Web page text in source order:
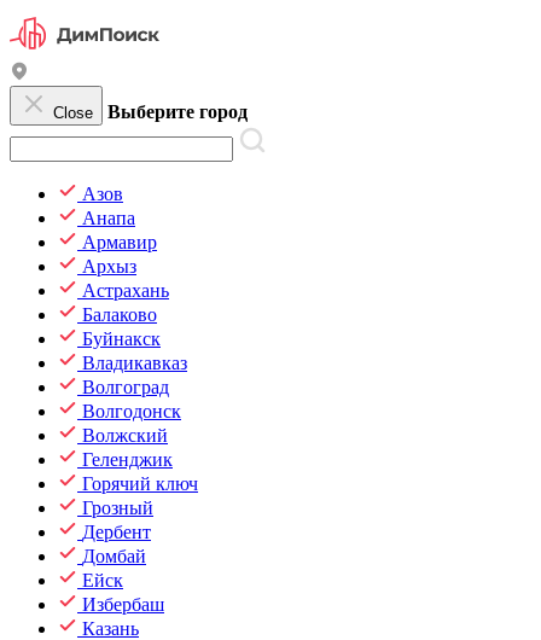
Close Выберите город
Азов
Анапа
Армавир
Архыз
Астрахань
Балаково
Буйнакск
Владикавказ
Волгоград
Волгодонск
Волжский
Геленджик
Горячий ключ
Грозный
Дербент
Домбай
Ейск
Избербаш
Казань